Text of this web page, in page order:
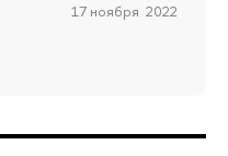
17 ноября 2022